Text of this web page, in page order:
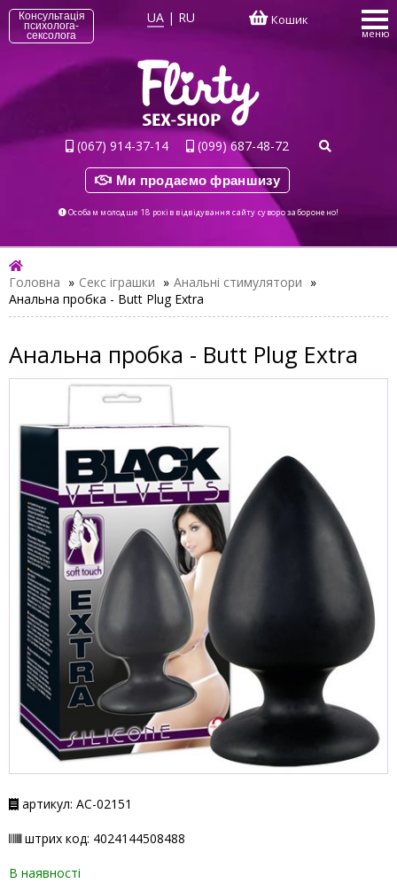
Консультація
психолога-
сексолога
UA | RU Кошик
меню
(067) 914-37-14 (099) 687-48-72
Ми продаємо франшизу
Особам молодше 18 років відвідування сайту суворо заборонено!
Головна » Секс іграшки » Анальні стимулятори »
Анальна пробка - Butt Plug Extra
Анальна пробка - Butt Plug Extra
артикул: АС-02151
штрих код: 4024144508488
В наявності